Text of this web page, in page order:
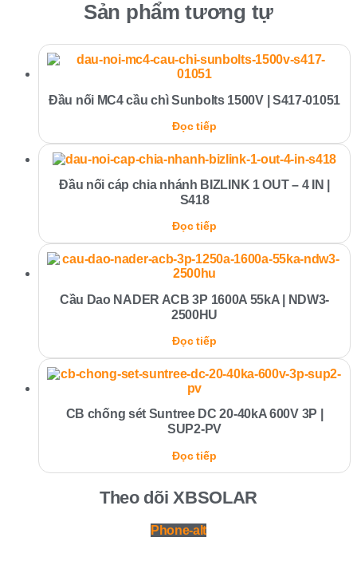
Sản phẩm tương tự
Đầu nối MC4 cầu chì Sunbolts 1500V | S417-01051
Đọc tiếp
Đầu nối cáp chia nhánh BIZLINK 1 OUT – 4 IN |
S418
Đọc tiếp
Cầu Dao NADER ACB 3P 1600A 55kA | NDW3-
2500HU
Đọc tiếp
CB chống sét Suntree DC 20-40kA 600V 3P |
SUP2-PV
Đọc tiếp
Theo dõi XBSOLAR
Phone-alt